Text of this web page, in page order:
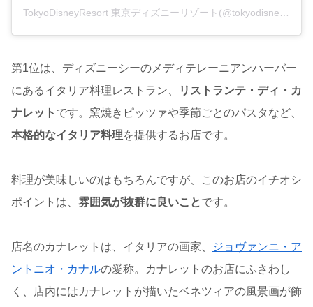
第1位は、ディズニーシーのメディテレーニアンハーバー
にあるイタリア料理レストラン、
リストランテ・ディ・カ
ナレット です。窯焼きピッツァや季節ごとのパスタなど、
本格的なイタリア料理を提供するお店です。
料理が美味しいのはもちろんですが、このお店のイチオシ
ポイントは、 雰囲気が抜群に良いことです。
店名のカナレットは、イタリアの画家、
ジョヴァンニ・ア
ントニオ・カナルの愛称。カナレットのお店にふさわし
く、店内にはカナレットが描いたベネツィアの風景画が飾